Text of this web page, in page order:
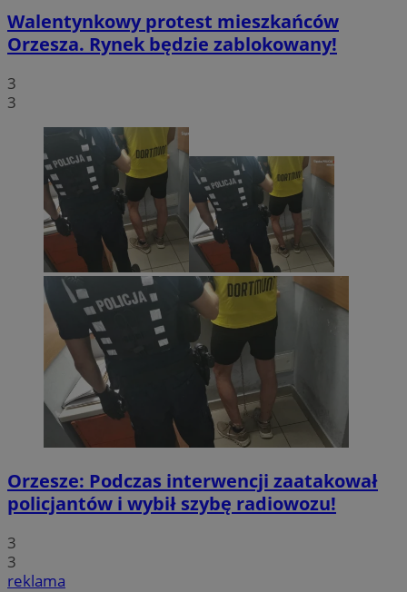
Walentynkowy protest mieszkańców
Orzesza. Rynek będzie zablokowany!
3
3
Orzesze: Podczas interwencji zaatakował
policjantów i wybił szybę radiowozu!
3
3
reklama